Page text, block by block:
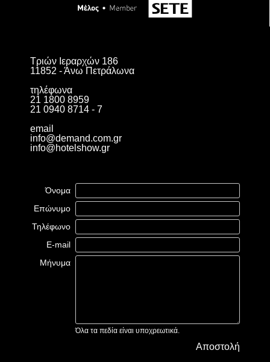
Τριών Ιεραρχών 186
11852 - Άνω Πετράλωνα
τηλέφωνα
21 1800 8959
21 0940 8714 - 7
email
info@demand.com.gr
info@hotelshow.gr
Όνομα
Επώνυμο
Τηλέφωνο
E-mail
Μήνυμα
Όλα τα πεδία είναι υποχρεωτικά.
Αποστολή